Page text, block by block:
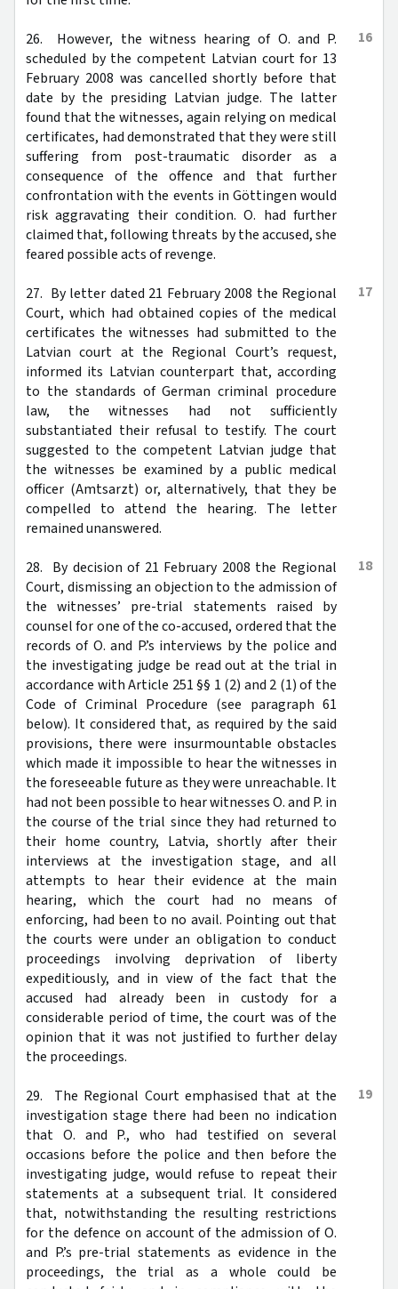
16
26. However, the witness hearing of O. and P.
scheduled by the competent Latvian court for 13
February 2008 was cancelled shortly before that
date by the presiding Latvian judge. The latter
found that the witnesses, again relying on medical
certificates, had demonstrated that they were still
suffering from post-traumatic disorder as a
consequence of the offence and that further
confrontation with the events in Göttingen would
risk aggravating their condition. O. had further
claimed that, following threats by the accused, she
feared possible acts of revenge.
17
27. By letter dated 21 February 2008 the Regional
Court, which had obtained copies of the medical
certificates the witnesses had submitted to the
Latvian court at the Regional Court’s request,
informed its Latvian counterpart that, according
to the standards of German criminal procedure
law, the witnesses had not sufficiently
substantiated their refusal to testify. The court
suggested to the competent Latvian judge that
the witnesses be examined by a public medical
officer (Amtsarzt) or, alternatively, that they be
compelled to attend the hearing. The letter
remained unanswered.
18
28. By decision of 21 February 2008 the Regional
Court, dismissing an objection to the admission of
the witnesses’ pre-trial statements raised by
counsel for one of the co-accused, ordered that the
records of O. and P.’s interviews by the police and
the investigating judge be read out at the trial in
accordance with Article 251 §§ 1 (2) and 2 (1) of the
Code of Criminal Procedure (see paragraph 61
below). It considered that, as required by the said
provisions, there were insurmountable obstacles
which made it impossible to hear the witnesses in
the foreseeable future as they were unreachable. It
had not been possible to hear witnesses O. and P. in
the course of the trial since they had returned to
their home country, Latvia, shortly after their
interviews at the investigation stage, and all
attempts to hear their evidence at the main
hearing, which the court had no means of
enforcing, had been to no avail. Pointing out that
the courts were under an obligation to conduct
proceedings involving deprivation of liberty
expeditiously, and in view of the fact that the
accused had already been in custody for a
considerable period of time, the court was of the
opinion that it was not justified to further delay
the proceedings.
19
29. The Regional Court emphasised that at the
investigation stage there had been no indication
that O. and P., who had testified on several
occasions before the police and then before the
investigating judge, would refuse to repeat their
statements at a subsequent trial. It considered
that, notwithstanding the resulting restrictions
for the defence on account of the admission of O.
and P.’s pre-trial statements as evidence in the
proceedings, the trial as a whole could be